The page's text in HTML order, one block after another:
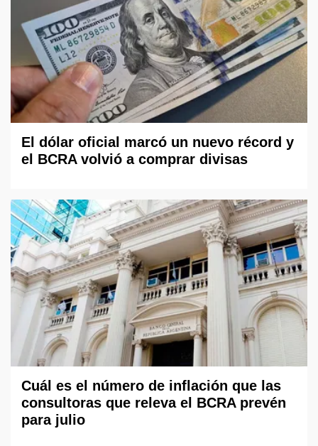
El dólar oficial marcó un nuevo récord y
el BCRA volvió a comprar divisas
Cuál es el número de inflación que las
consultoras que releva el BCRA prevén
para julio